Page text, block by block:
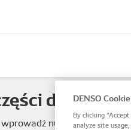
do
numer części
DENSO
By clicking
analyze site